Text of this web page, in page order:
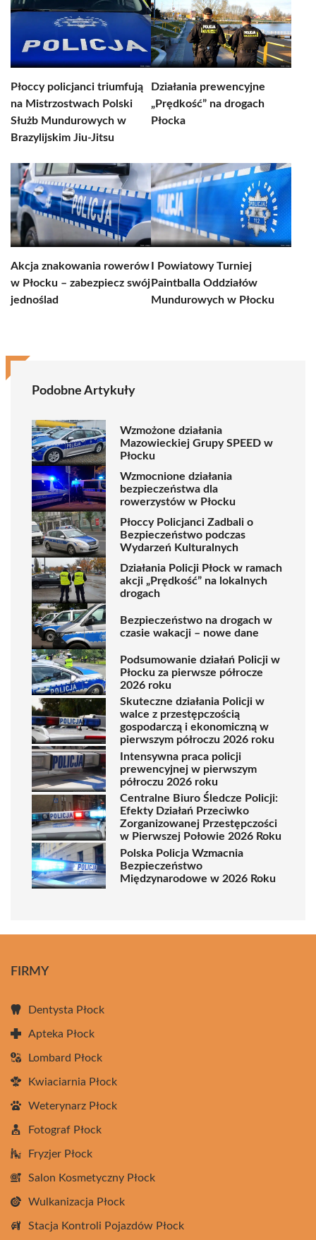
Płoccy policjanci triumfują
na Mistrzostwach Polski
Służb Mundurowych w
Brazylijskim Jiu-Jitsu
Działania prewencyjne
„Prędkość” na drogach
Płocka
Akcja znakowania rowerów
w Płocku – zabezpiecz swój
jednoślad
I Powiatowy Turniej
Paintballa Oddziałów
Mundurowych w Płocku
Podobne Artykuły
Wzmożone działania
Mazowieckiej Grupy SPEED w
Płocku
Wzmocnione działania
bezpieczeństwa dla
rowerzystów w Płocku
Płoccy Policjanci Zadbali o
Bezpieczeństwo podczas
Wydarzeń Kulturalnych
Działania Policji Płock w ramach
akcji „Prędkość” na lokalnych
drogach
Bezpieczeństwo na drogach w
czasie wakacji – nowe dane
Podsumowanie działań Policji w
Płocku za pierwsze półrocze
2026 roku
Skuteczne działania Policji w
walce z przestępczością
gospodarczą i ekonomiczną w
pierwszym półroczu 2026 roku
Intensywna praca policji
prewencyjnej w pierwszym
półroczu 2026 roku
Centralne Biuro Śledcze Policji:
Efekty Działań Przeciwko
Zorganizowanej Przestępczości
w Pierwszej Połowie 2026 Roku
Polska Policja Wzmacnia
Bezpieczeństwo
Międzynarodowe w 2026 Roku
FIRMY
Dentysta Płock
Apteka Płock
Lombard Płock
Kwiaciarnia Płock
Weterynarz Płock
Fotograf Płock
Fryzjer Płock
Salon Kosmetyczny Płock
Wulkanizacja Płock
Stacja Kontroli Pojazdów Płock